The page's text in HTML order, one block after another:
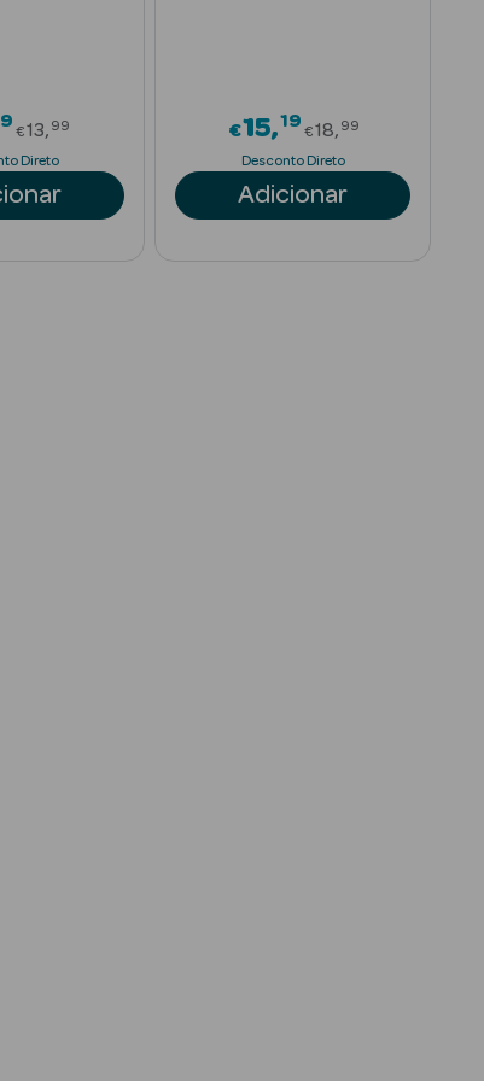
Price reduced from
€13 99
Direto
€15 19Price
€18 99
Desconto Direto
Adicionar